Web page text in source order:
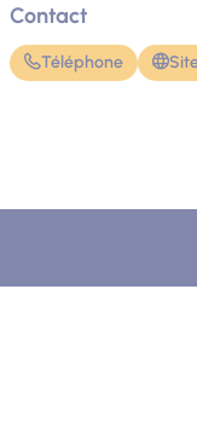
Contact
Téléphone
Mis à jour le 02/08/2026 -